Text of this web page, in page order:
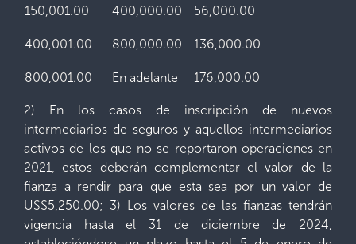
150,001.00 400,000.00 56,000.00
400,001.00 800,000.00 136,000.00
800,001.00 En adelante 176,000.00
2) En los casos de inscripción de nuevos
intermediarios de seguros y aquellos intermediarios
activos de los que no se reportaron operaciones en
2021, estos deberán complementar el valor de la
fianza a rendir para que esta sea por un valor de
US$5,250.00; 3) Los valores de las fianzas tendrán
vigencia hasta el 31 de diciembre de 2024,